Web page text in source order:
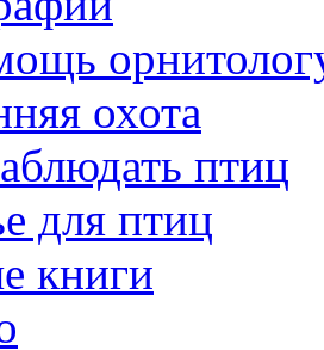
охота
птиц
для птиц
книги